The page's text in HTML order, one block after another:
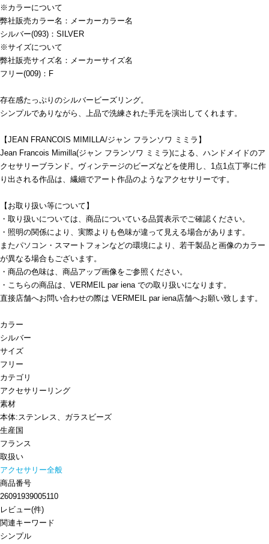
※カラーについて
弊社販売カラー名：メーカーカラー名
シルバー(093)：SILVER
※サイズについて
弊社販売サイズ名：メーカーサイズ名
フリー(009)：F
存在感たっぷりのシルバービーズリング。
シンプルでありながら、上品で洗練された手元を演出してくれます。
【JEAN FRANCOIS MIMILLA/ジャン フランソワ ミミラ】
Jean Francois Mimilla(ジャン フランソワ ミミラ)による、ハンドメイドのア
クセサリーブランド。ヴィンテージのビーズなどを使用し、1点1点丁寧に作
り出される作品は、繊細でアート作品のようなアクセサリーです。
【お取り扱い等について】
・取り扱いについては、商品についている品質表示でご確認ください。
・照明の関係により、実際よりも色味が違って見える場合があります。
またパソコン・スマートフォンなどの環境により、若干製品と画像のカラー
が異なる場合もございます。
・商品の色味は、商品アップ画像をご参照ください。
・こちらの商品は、VERMEIL par iena での取り扱いになります。
直接店舗へお問い合わせの際は VERMEIL par iena店舗へお願い致します。
カラー
シルバー
サイズ
フリー
カテゴリ
アクセサリー リング
素材
本体:ステンレス、ガラスビーズ
生産国
フランス
取扱い
アクセサリー全般
商品番号
26091939005110
レビュー(件)
関連キーワード
シンプル